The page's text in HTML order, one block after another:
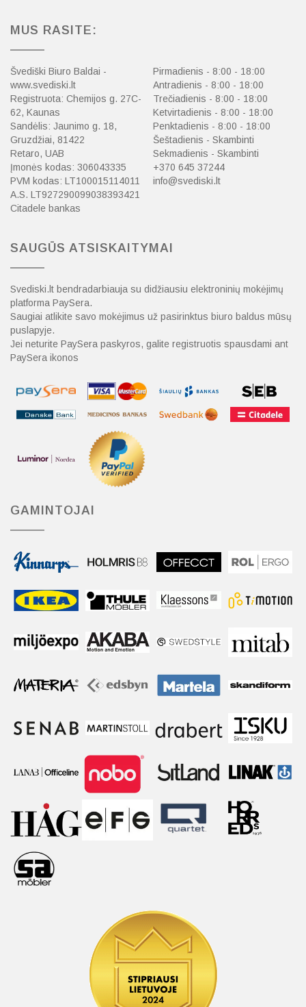
MUS RASITE:
Švediški Biuro Baldai -
www.svediski.lt
Registruota: Chemijos g. 27C-
62, Kaunas
Sandėlis: Jaunimo g. 18,
Gruzdžiai, 81422
Retaro, UAB
Įmonės kodas: 306043335
PVM kodas: LT100015114011
A.S. LT927290099038393421
Citadele bankas
Pirmadienis - 8:00 - 18:00
Antradienis - 8:00 - 18:00
Trečiadienis - 8:00 - 18:00
Ketvirtadienis - 8:00 - 18:00
Penktadienis - 8:00 - 18:00
Šeštadienis - Skambinti
Sekmadienis - Skambinti
+370 645 37244
info@svediski.lt
SAUGŪS ATSISKAITYMAI
Svediski.lt bendradarbiauja su didžiausiu elektroninių mokėjimų
platforma PaySera.
Saugiai atlikite savo mokėjimus už pasirinktus biuro baldus mūsų
puslapyje.
Jei neturite PaySera paskyros, galite registruotis spausdami ant
PaySera ikonos
GAMINTOJAI